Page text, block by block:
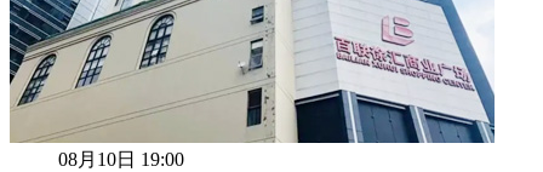
08月10日 19:00